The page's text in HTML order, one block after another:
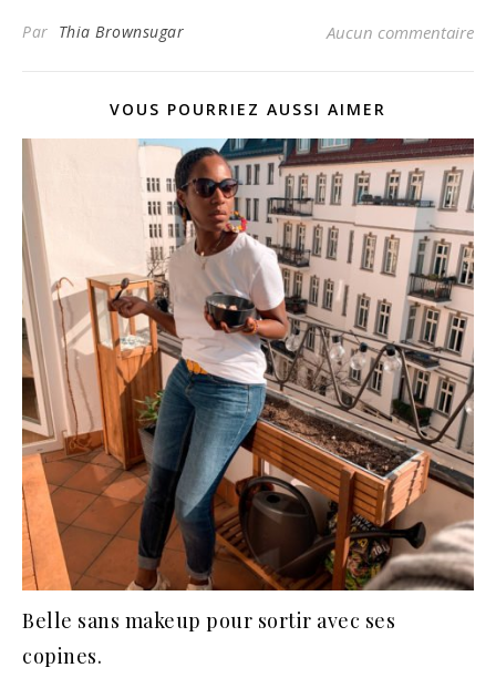
Par Thia Brownsugar Aucun commentaire
VOUS POURRIEZ AUSSI AIMER
Belle sans makeup pour sortir avec ses
copines.